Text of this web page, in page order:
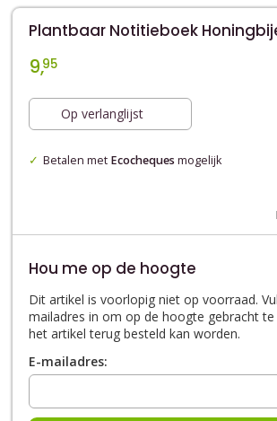
Plantbaar Notitieboek
9,95
Op verlanglijst
Betalen met Ecocheques mogelijk
Hou me op de hoogte
Dit artikel is voorlopig niet op voorraad.
mailadres in om op de hoogte gebracht
het artikel terug besteld kan worden.
E-mailadres: